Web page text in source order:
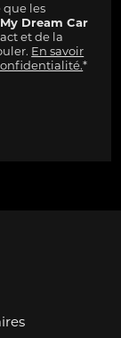
que les
My Dream Car
et de la
En savoir
*